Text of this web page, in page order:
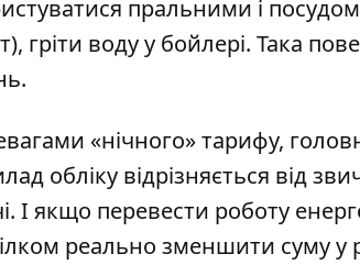
пральними і
воду у бойлері. Така
«нічного» тарифу,
обліку відрізняється від
якщо перевести роботу
реально зменшити суму у